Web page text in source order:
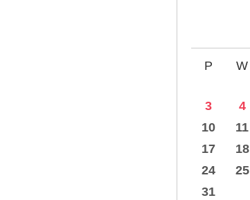
P W
3
4
10
11
17
18
24
25
31